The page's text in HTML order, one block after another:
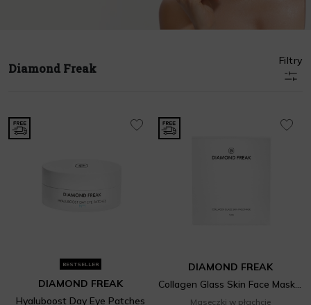
Diamond Freak
Filtry
BESTSELLER
DIAMOND FREAK
Hyaluboost Day Eye Patches
DIAMOND FREAK
Collagen Glass Skin Face Mask 4 x 35 g
Maseczki w płachcie